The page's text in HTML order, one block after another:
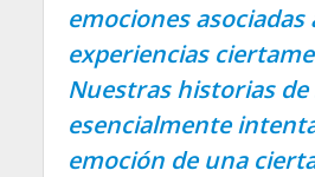
emociones asociadas
experiencias
Nuestras historias de
esencialmente
emoción de una